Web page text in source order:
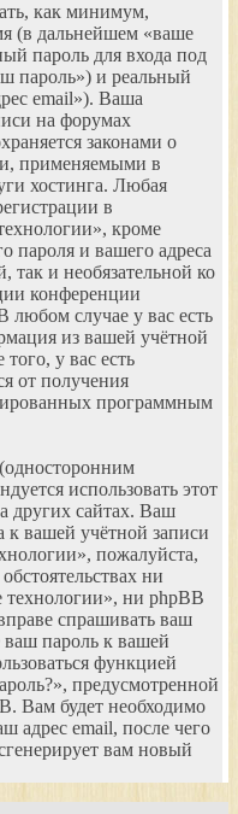
как минимум,
(в дальнейшем «ваше
пароль для входа под
пароль») и реальный
email»). Ваша
на форумах
законами о
применяемыми в
хостинга. Любая
в
кроме
пароля и вашего адреса
так и необязательной ко
конференции
случае у вас есть
из вашей учётной
у вас есть
от получения
программным
использовать этот
других сайтах. Ваш
к вашей учётной записи
пожалуйста,
ни
ни phpBB
спрашивать ваш
ваш пароль к вашей
функцией
предусмотренной
Вам будет необходимо
адрес email, после чего
вам новый